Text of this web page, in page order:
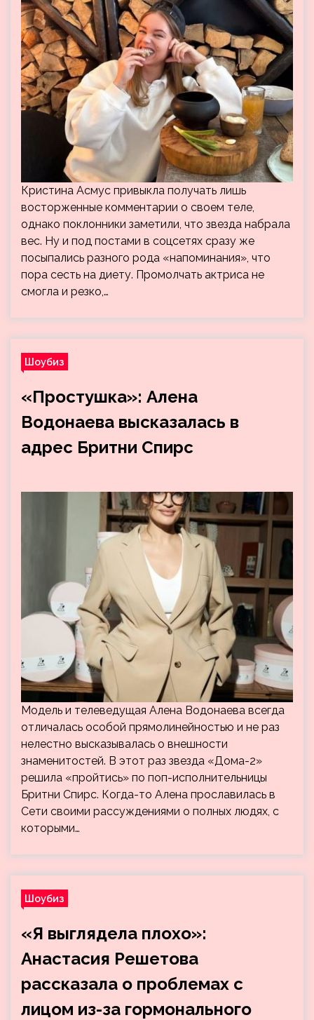
Кристина Асмус привыкла получать лишь
восторженные комментарии о своем теле,
однако поклонники заметили, что звезда набрала
вес. Ну и под постами в соцсетях сразу же
посыпались разного рода «напоминания», что
пора сесть на диету. Промолчать актриса не
смогла и резко,…
Шоубиз
«Простушка»: Алена
Водонаева высказалась в
адрес Бритни Спирс
Модель и телеведущая Алена Водонаева всегда
отличалась особой прямолинейностью и не раз
нелестно высказывалась о внешности
знаменитостей. В этот раз звезда «Дома-2»
решила «пройтись» по поп-исполнительницы
Бритни Спирс. Когда-то Алена прославилась в
Сети своими рассуждениями о полных людях, с
которыми…
Шоубиз
«Я выглядела плохо»:
Анастасия Решетова
рассказала о проблемах с
лицом из-за гормонального